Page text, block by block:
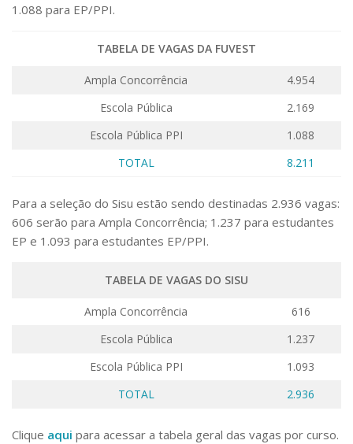
1.088 para EP/PPI.
TABELA DE VAGAS DA FUVEST
Ampla Concorrência
4.954
Escola Pública
2.169
Escola Pública PPI
1.088
TOTAL
8.211
Para a seleção do Sisu estão sendo destinadas 2.936 vagas:
606 serão para Ampla Concorrência; 1.237 para estudantes
EP e 1.093 para estudantes EP/PPI.
TABELA DE VAGAS DO SISU
Ampla Concorrência
616
Escola Pública
1.237
Escola Pública PPI
1.093
TOTAL
2.936
Clique aqui para acessar a tabela geral das vagas por curso.